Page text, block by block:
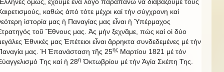
καθώς ἀπό τότε μέχρι καί τήν σύγχρονη καί
ἱστορία μας ἡ Παναγίας μας εἶναι ἡ Ὑπέρμαχος
τοῦ Ἔθνους μας. Ἀς μήν ξεχνᾶμε, πώς καί οἱ δύο
Ἐθνικές μας Ἐπέτειοι εἶναι ἄρρηκτα συνδεδεμένες μέ τήν
μας. Ἡ Ἐπανάσταση τῆς 25ης Μαρτίου 1821 μέ τόν
Της καί ἡ 28η Ὀκτωβρίου μέ τήν Ἁγία Σκέπη Της.